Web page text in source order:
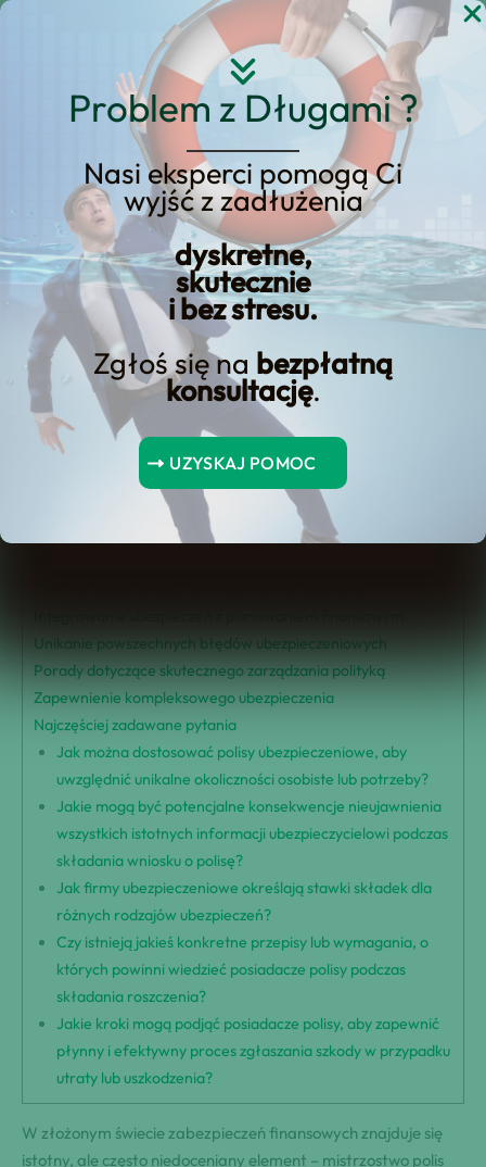
Problem z Długami ?
Nasi eksperci pomogą Ci
wyjść z zadłużenia
dyskretne,
skutecznie
i bez stresu.
Zgłoś się na bezpłatną
konsultację.
UZYSKAJ POMOC
Przejdź
Nie przegap:
Opanowanie polis
ubezpieczeniowych
Spis Treści
Podsumowanie kluczowych punktów
Znaczenie czytania polis ubezpieczeniowych
Zrozumienie rodzajów ubezpieczenia
Unikanie powszechnych błędów ubezpieczeniowych
Porady dotyczące skutecznego zarządzania polityką
Zapewnienie kompleksowego ubezpieczenia
Najczęściej zadawane pytania
Jak można dostosować polisy ubezpieczeniowe, aby
uwzględnić unikalne okoliczności osobiste lub potrzeby?
Jakie mogą być potencjalne konsekwencje nieujawnienia
wszystkich istotnych informacji ubezpieczycielowi podczas
składania wniosku o polisę?
Jak firmy ubezpieczeniowe określają stawki składek dla
różnych rodzajów ubezpieczeń?
Czy istnieją jakieś konkretne przepisy lub wymagania, o
których powinni wiedzieć posiadacze polisy podczas
składania roszczenia?
Jakie kroki mogą podjąć posiadacze polisy, aby zapewnić
płynny i efektywny proces zgłaszania szkody w przypadku
utraty lub uszkodzenia?
W złożonym świecie zabezpieczeń finansowych znajduje się
istotny, ale często niedoceniany element – mistrzostwo polis